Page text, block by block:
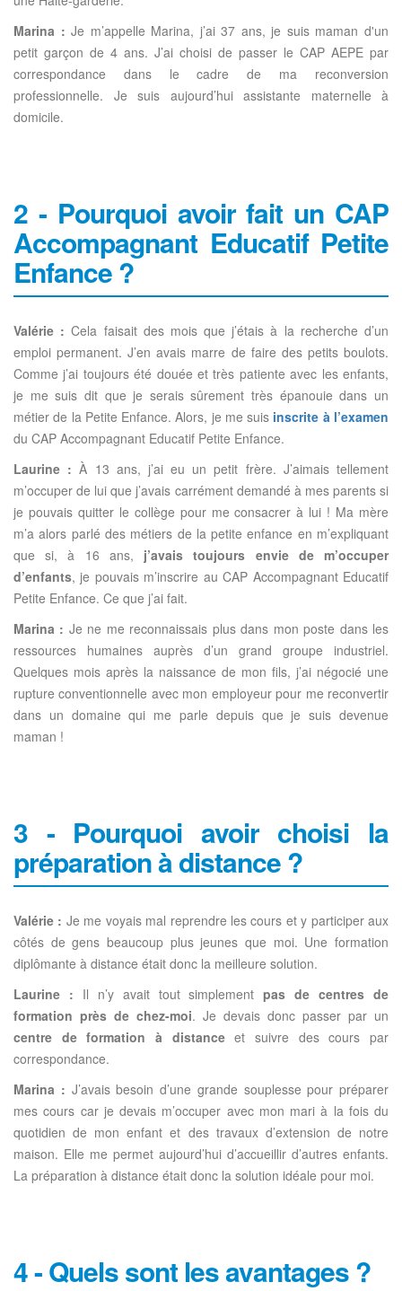
Marina : Je m’appelle Marina, j’ai 37 ans, je suis maman d'un
petit garçon de 4 ans. J’ai choisi de passer le CAP AEPE par
correspondance dans le cadre de ma reconversion
professionnelle. Je suis aujourd’hui assistante maternelle à
domicile.
2 - Pourquoi avoir fait un CAP
Accompagnant Educatif Petite
Enfance ?
Valérie : Cela faisait des mois que j’étais à la recherche d’un
emploi permanent. J’en avais marre de faire des petits boulots.
Comme j’ai toujours été douée et très patiente avec les enfants,
je me suis dit que je serais sûrement très épanouie dans un
métier de la Petite Enfance. Alors, je me suis inscrite à l’examen
du CAP Accompagnant Educatif Petite Enfance.
Laurine : À 13 ans, j’ai eu un petit frère. J’aimais tellement
m’occuper de lui que j’avais carrément demandé à mes parents si
je pouvais quitter le collège pour me consacrer à lui ! Ma mère
m’a alors parlé des métiers de la petite enfance en m’expliquant
que si, à 16 ans, j’avais toujours envie de m’occuper
d’enfants, je pouvais m’inscrire au CAP Accompagnant Educatif
Petite Enfance. Ce que j’ai fait.
Marina : Je ne me reconnaissais plus dans mon poste dans les
ressources humaines auprès d’un grand groupe industriel.
Quelques mois après la naissance de mon fils, j’ai négocié une
rupture conventionnelle avec mon employeur pour me reconvertir
dans un domaine qui me parle depuis que je suis devenue
maman !
3 - Pourquoi avoir choisi la
préparation à distance ?
Valérie : Je me voyais mal reprendre les cours et y participer aux
côtés de gens beaucoup plus jeunes que moi. Une formation
diplômante à distance était donc la meilleure solution.
Laurine : Il n’y avait tout simplement pas de centres de
formation près de chez-moi. Je devais donc passer par un
centre de formation à distanceet suivre des cours par
correspondance.
Marina : J’avais besoin d’une grande souplesse pour préparer
mes cours car je devais m’occuper avec mon mari à la fois du
quotidien de mon enfant et des travaux d’extension de notre
maison. Elle me permet aujourd’hui d’accueillir d’autres enfants.
La préparation à distance était donc la solution idéale pour moi.
4 - Quels sont les avantages ?